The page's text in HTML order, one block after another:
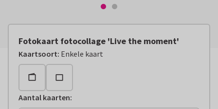
Fotokaart fotocollage 'Live the moment'
Kaartsoort: Enkele kaart
Aantal kaarten: